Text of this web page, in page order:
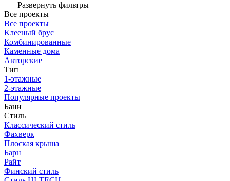
Развернуть фильтры
Все проекты
Все проекты
Клееный брус
Комбинированные
Каменные дома
Авторские
Тип
1-этажные
2-этажные
Популярные проекты
Бани
Стиль
Классический стиль
Фахверк
Плоская крыша
Барн
Райт
Финский стиль